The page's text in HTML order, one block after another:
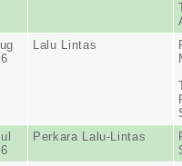
Lalu Lintas
Perkara Lalu-Lintas